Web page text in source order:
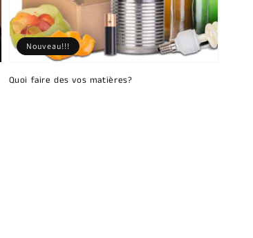
Quoi faire des vos matières?
Nouveau!!!